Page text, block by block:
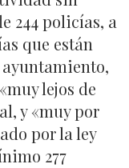
244 policías, a
que están
lejos de
y «muy por
por la ley
277